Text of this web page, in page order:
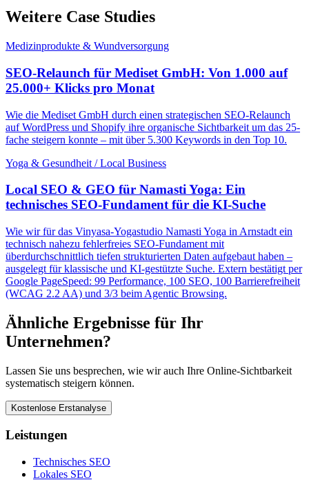
Weitere Case Studies
Medizinprodukte & Wundversorgung
SEO-Relaunch für Mediset GmbH: Von 1.000 auf
25.000+ Klicks pro Monat
Wie die Mediset GmbH durch einen strategischen SEO-Relaunch
auf WordPress und Shopify ihre organische Sichtbarkeit um das 25-
fache steigern konnte – mit über 5.300 Keywords in den Top 10.
Yoga & Gesundheit / Local Business
Local SEO & GEO für Namasti Yoga: Ein
technisches SEO-Fundament für die KI-Suche
Wie wir für das Vinyasa-Yogastudio Namasti Yoga in Arnstadt ein
technisch nahezu fehlerfreies SEO-Fundament mit
überdurchschnittlich tiefen strukturierten Daten aufgebaut haben –
ausgelegt für klassische und KI-gestützte Suche. Extern bestätigt per
Google PageSpeed: 99 Performance, 100 SEO, 100 Barrierefreiheit
(WCAG 2.2 AA) und 3/3 beim Agentic Browsing.
Ähnliche Ergebnisse für Ihr
Unternehmen?
Lassen Sie uns besprechen, wie wir auch Ihre Online-Sichtbarkeit
systematisch steigern können.
Kostenlose Erstanalyse
Leistungen
Technisches SEO
Lokales SEO